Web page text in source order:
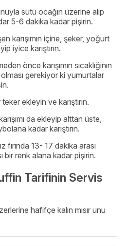
sütü ocağın üzerine alıp
5-6 dakika kadar pişirin.
karışımın içine, şeker, yoğurt
iyice karıştırın.
önce karışımın sıcaklığının
gerekiyor ki yumurtalar
ekleyin ve karıştırın.
da ekleyip alttan üste,
kadar karıştırın.
fırında 13- 17 dakika arası
bir renk alana kadar pişirin.
Tarifinin Servis
hafifçe kalın mısır unu